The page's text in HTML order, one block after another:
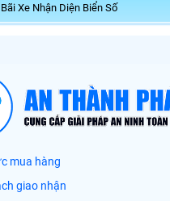
Xe Nhận Diện Biển Số
mua hàng
giao nhận